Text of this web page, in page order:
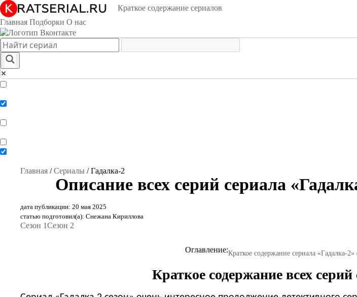
Краткое содержание сериалов
Главная Подборки О нас
Главная /Сериалы /Гадалка-2
Описание всех серий сериала
дата публикации: 20 мая 2025
статью подготовил(а): Снежана Кириллова
Сезон 1Сезон 2
Оглавление:Краткое содержание сериала «Гадалка-2»
Краткое содержание всех